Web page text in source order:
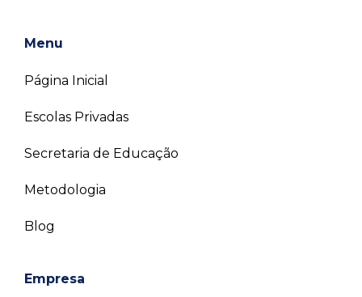
Menu
Página Inicial
Escolas Privadas
Secretaria de Educação
Metodologia
Blog
Empresa